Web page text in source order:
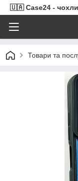
🇺🇦 Case24 - чохли
Товари та